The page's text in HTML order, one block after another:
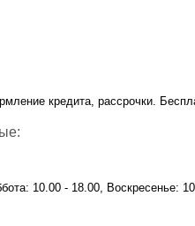
кредита, рассрочки.
10.00 - 18.00, Воскресенье: